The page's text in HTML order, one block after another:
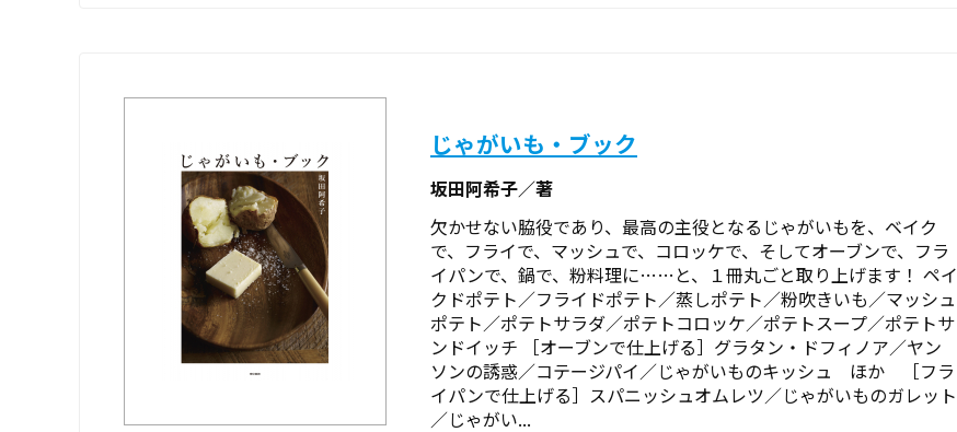
じゃがいも・ブック
坂田阿希子／著
欠かせない脇役であり、最高の主役となるじゃがいもを、ベイク
で、フライで、マッシュで、コロッケで、そしてオーブンで、フラ
イパンで、鍋で、粉料理に……と、１冊丸ごと取り上げます！ ペイ
クドポテト／フライドポテト／蒸しポテト／粉吹きいも／マッシュ
ポテト／ポテトサラダ／ポテトコロッケ／ポテトスープ／ポテトサ
ンドイッチ ［オーブンで仕上げる］グラタン・ドフィノア／ヤン
ソンの誘惑／コテージパイ／じゃがいものキッシュ ほか ［フラ
イパンで仕上げる］スパニッシュオムレツ／じゃがいものガレット
／じゃがい...